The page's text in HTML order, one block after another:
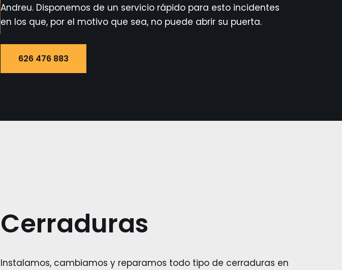
Andreu. Disponemos de un servicio rápido para esto incidentes
en los que, por el motivo que sea, no puede abrir su puerta.
626 476 883
Cerraduras
Instalamos, cambiamos y reparamos todo tipo de cerraduras en